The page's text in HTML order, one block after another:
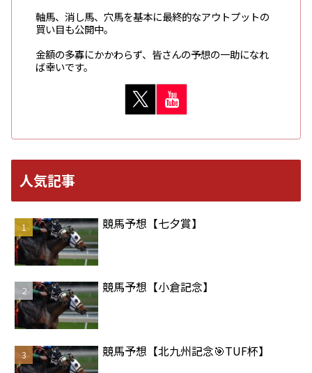
軸馬、消し馬、穴馬を基本に最終的なアウトプットの
買い目も公開中。
金額の多寡にかかわらず、皆さんの予想の一助になれ
ば幸いです。
人気記事
競馬予想【七夕賞】
競馬予想【小倉記念】
競馬予想【北九州記念🎯TUF杯】